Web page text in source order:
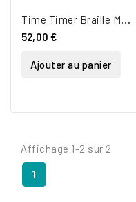
T
ime Timer Braille Medium
52,00 €
Ajouter au panier
Affichage 1-2 sur 2
1